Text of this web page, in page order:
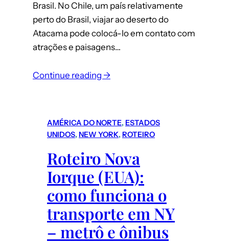
Brasil. No Chile, um país relativamente
perto do Brasil, viajar ao deserto do
Atacama pode colocá-lo em contato com
atrações e paisagens…
Continue reading →:
Atacama
O
que
fazer
e
quanto
custam
os
AMÉRICA DO NORTE, ESTADOS
UNIDOS, NEW YORK, ROTEIRO
Roteiro Nova
Iorque (EUA):
como funciona o
transporte em NY
– metrô e ônibus